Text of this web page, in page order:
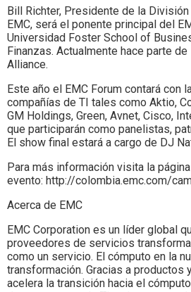
Bill Richter, Presidente de la
EMC, será el ponente principal del
Universidad Foster School of
Finanzas. Actualmente hace parte
Alliance.
Este año el EMC Forum contará con
compañías de TI tales como Aktio,
GM Holdings, Green, Avnet, Cisco,
que participarán como panelistas,
El show final estará a cargo de DJ
Para más información visita la
evento: http://colombia.emc.com/
Acerca de EMC
EMC Corporation es un líder global
proveedores de servicios
como un servicio. El cómputo en la
transformación. Gracias a productos
acelera la transición hacia el